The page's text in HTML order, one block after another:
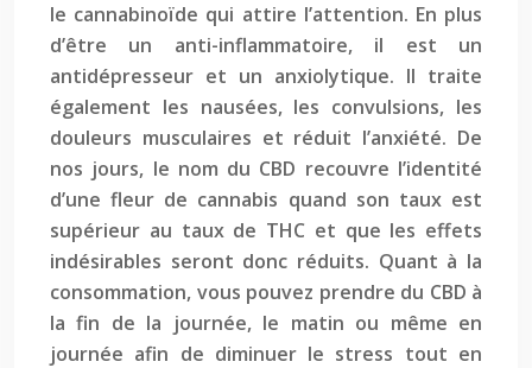
le cannabinoïde qui attire l’attention. En plus
d’être un anti-inflammatoire, il est un
antidépresseur et un anxiolytique. Il traite
également les nausées, les convulsions, les
douleurs musculaires et réduit l’anxiété. De
nos jours, le nom du CBD recouvre l’identité
d’une fleur de cannabis quand son taux est
supérieur au taux de THC et que les effets
indésirables seront donc réduits. Quant à la
consommation, vous pouvez prendre du CBD à
la fin de la journée, le matin ou même en
journée afin de diminuer le stress tout en